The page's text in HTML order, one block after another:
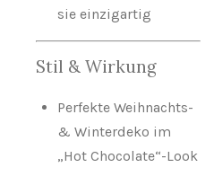
sie einzigartig
Stil & Wirkung
Perfekte Weihnachts-
& Winterdeko im
„Hot Chocolate“-Look